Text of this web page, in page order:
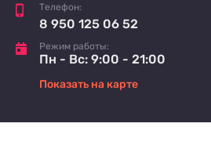
Телефон:
8 950 125 06 52
Режим работы:
Пн - Вс: 9:00 - 21:00
Показать на карте